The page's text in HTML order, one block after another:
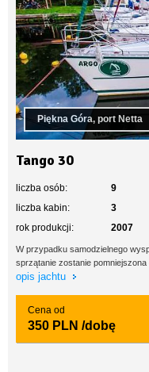
Piękna Góra, port Netta
Tango 30
liczba osób:
9
liczba kabin:
3
rok produkcji:
2007
W przypadku samodzielnego
sprzątanie zostanie pomniejszona
opis jachtu
Cena od
350 PLN /dobę